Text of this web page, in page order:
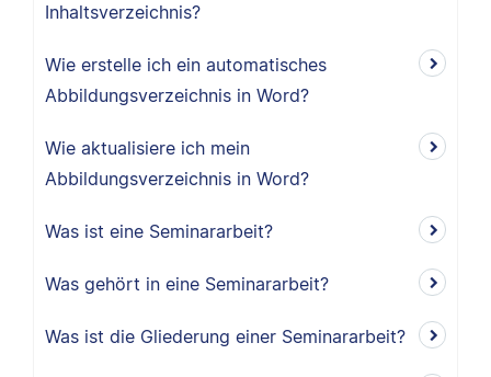
Inhaltsverzeichnis?
Wie erstelle ich ein automatisches
Abbildungsverzeichnis in Word?
Wie aktualisiere ich mein
Abbildungsverzeichnis in Word?
Was ist eine Seminararbeit?
Was gehört in eine Seminararbeit?
Was ist die Gliederung einer Seminararbeit?